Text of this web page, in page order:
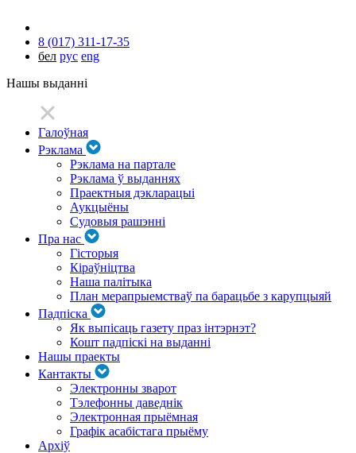
8 (017) 311-17-35
бел рус eng
Нашы выданні
Галоўная
Рэклама
Рэклама на партале
Рэклама ў выданнях
Праектныя дэкларацыі
Аукцыёны
Судовыя рашэнні
Пра нас
Гісторыя
Кіраўніцтва
Наша палітыка
План мерапрыемстваў па барацьбе з карупцыяй
Падпіска
Як выпісаць газету праз інтэрнэт?
Кошт падпіскі на выданні
Нашы праекты
Кантакты
Электронны зварот
Тэлефонны даведнік
Электронная прыёмная
Графік асабістага прыёму
Архіў